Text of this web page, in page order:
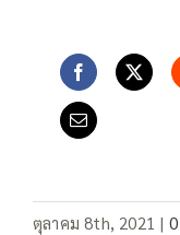
ตุลาคม 8th, 2021 |